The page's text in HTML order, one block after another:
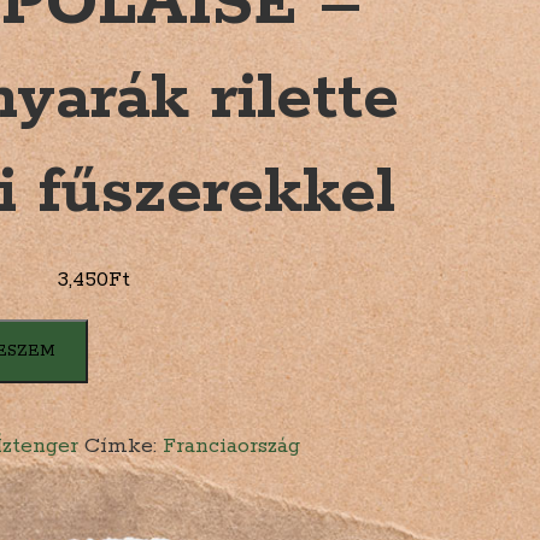
rilette
fűszerekkel
3,450Ft
Címke: Franciaország